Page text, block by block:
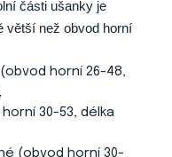
části ušanky je
větší než obvod horní
(obvod horní 26-48,
30-53, délka
(obvod horní 30-